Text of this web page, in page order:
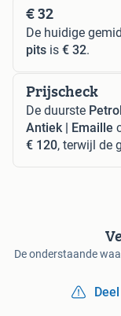
€ 32
De huidige
pits is € 32.
Prijscheck
De duurste
Antiek | Emaille
€ 120, terwijl de
De onderstaande